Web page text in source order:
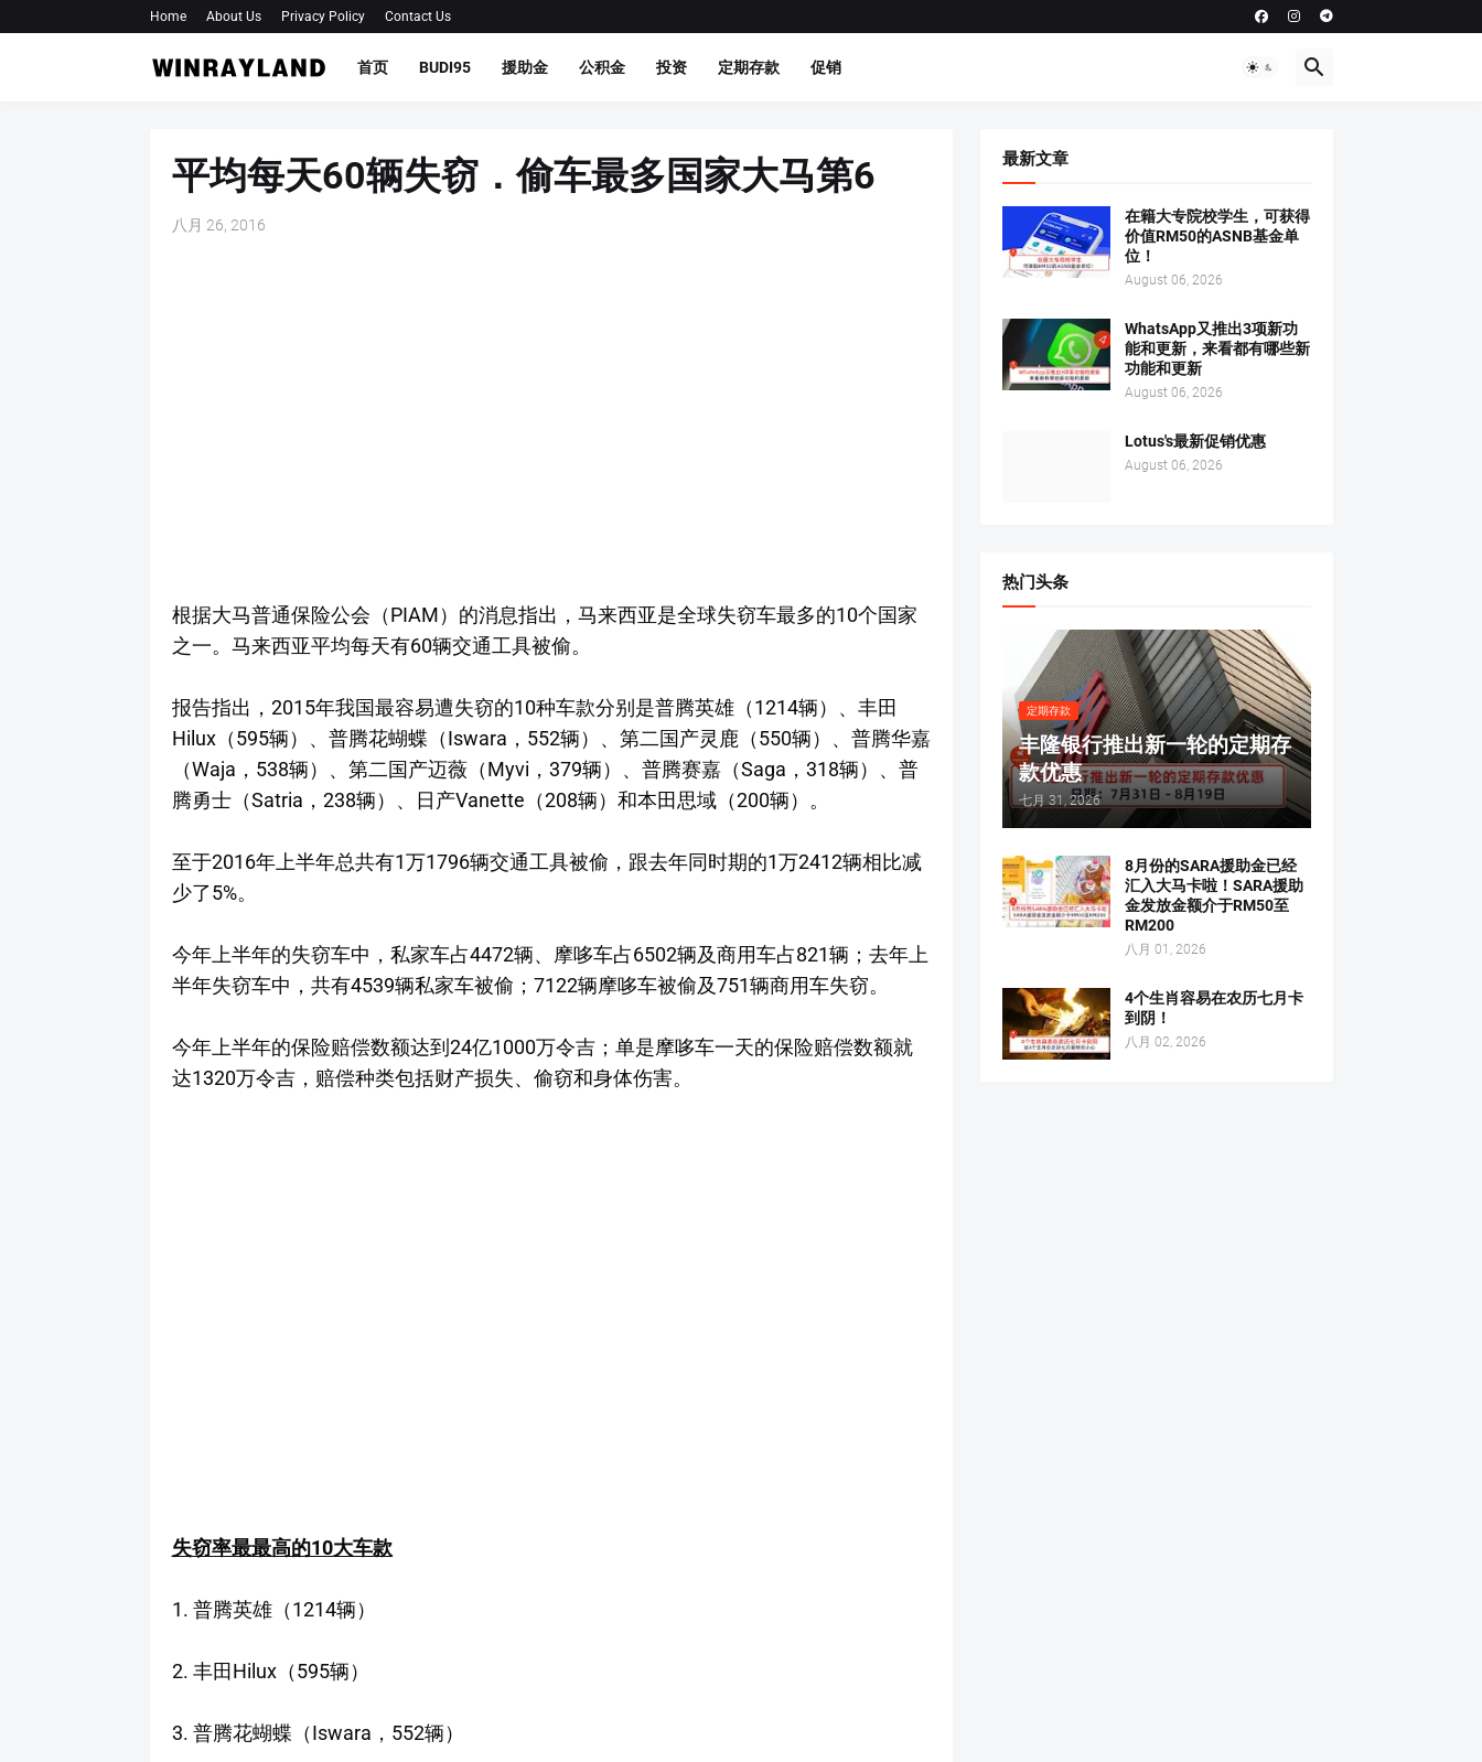
Home About Us Privacy Policy Contact Us
首页 BUDI95 援助金 公积金 投资 定期存款 促销
平均每天60辆失窃．偷车最多国家大马第6
八月 26, 2016
根据大马普通保险公会（PIAM）的消息指出，马来西亚是全球失窃车最多的10个国家
之一。马来西亚平均每天有60辆交通工具被偷。
报告指出，2015年我国最容易遭失窃的10种车款分别是普腾英雄（1214辆）、丰田
Hilux（595辆）、普腾花蝴蝶（Iswara，552辆）、第二国产灵鹿（550辆）、普腾华嘉
（Waja，538辆）、第二国产迈薇（Myvi，379辆）、普腾赛嘉（Saga，318辆）、普
腾勇士（Satria，238辆）、日产Vanette（208辆）和本田思域（200辆）。
至于2016年上半年总共有1万1796辆交通工具被偷，跟去年同时期的1万2412辆相比减
少了5%。
今年上半年的失窃车中，私家车占4472辆、摩哆车占6502辆及商用车占821辆；去年上
半年失窃车中，共有4539辆私家车被偷；7122辆摩哆车被偷及751辆商用车失窃。
今年上半年的保险赔偿数额达到24亿1000万令吉；单是摩哆车一天的保险赔偿数额就
达1320万令吉，赔偿种类包括财产损失、偷窃和身体伤害。
失窃率最最高的10大车款
1. 普腾英雄（1214辆）
2. 丰田Hilux（595辆）
3. 普腾花蝴蝶（Iswara，552辆）
最新文章
在籍大专院校学生，可获得
价值RM50的ASNB基金单
位！
August 06, 2026
WhatsApp又推出3项新功
能和更新，来看都有哪些新
功能和更新
August 06, 2026
Lotus's最新促销优惠
August 06, 2026
热门头条
定期存款
丰隆银行推出新一轮的定期存
款优惠
七月 31, 2026
8月份的SARA援助金已经
汇入大马卡啦！SARA援助
金发放金额介于RM50至
RM200
八月 01, 2026
4个生肖容易在农历七月卡
到阴！
八月 02, 2026